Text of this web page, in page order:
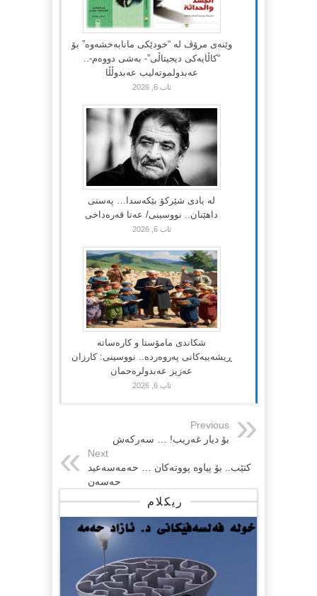
وێنەی مرۆڤ لە “خودێکی مانابەخشەوە” بۆ
“کاڵایەکی دیجیتاڵی”- بەشی دووەم-..
عەبدولموتەلیب عەبدوڵڵا
ئاب 6, 2026
لە یادی شێرکۆ بێکەسدا… پەسنی
داهێنان.. نووسینی/ عەتا قەرەداخی
ئاب 6, 2026
شکاندی مامۆستا و کارەساتە
ڕیشەییەکانی پەروەردە.. نووسینی: کارزان
عەزیز عەبدولرەحمان
ئاب 6, 2026
Previous
بۆ دیار غەریب! … سەرکەش
Next
کتێب.. بۆ پیاوە پووتەکان … حەمەسەعید
حەسەن
ریکلام